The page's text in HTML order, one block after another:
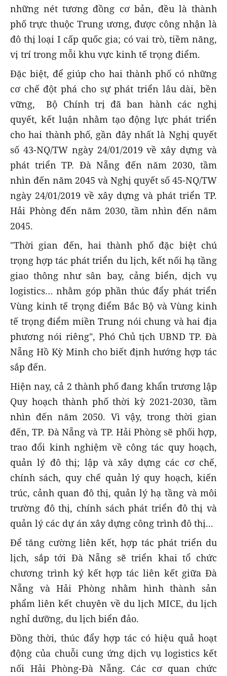
những nét tương đồng cơ bản, đều là thành
phố trực thuộc Trung ương, được công nhận là
đô thị loại I cấp quốc gia; có vai trò, tiềm năng,
vị trí trong mỗi khu vực kinh tế trọng điểm.
Đặc biệt, để giúp cho hai thành phố có những
cơ chế đột phá cho sự phát triển lâu dài, bền
vững, Bộ Chính trị đã ban hành các nghị
quyết, kết luận nhằm tạo động lực phát triển
cho hai thành phố, gần đây nhất là Nghị quyết
số 43-NQ/TW ngày 24/01/2019 về xây dựng và
phát triển TP. Đà Nẵng đến năm 2030, tầm
nhìn đến năm 2045 và Nghị quyết số 45-NQ/TW
ngày 24/01/2019 về xây dựng và phát triển TP.
Hải Phòng đến năm 2030, tầm nhìn đến năm
2045.
"Thời gian đến, hai thành phố đặc biệt chú
trọng hợp tác phát triển du lịch, kết nối hạ tầng
giao thông như sân bay, cảng biển, dịch vụ
logistics… nhằm góp phần thúc đẩy phát triển
Vùng kinh tế trọng điểm Bắc Bộ và Vùng kinh
tế trọng điểm miền Trung nói chung và hai địa
phương nói riêng", Phó Chủ tịch UBND TP. Đà
Nẵng Hồ Kỳ Minh cho biết định hướng hợp tác
sắp đến.
Hiện nay, cả 2 thành phố đang khẩn trương lập
Quy hoạch thành phố thời kỳ 2021-2030, tầm
nhìn đến năm 2050. Vì vậy, trong thời gian
đến, TP. Đà Nẵng và TP. Hải Phòng sẽ phối hợp,
trao đổi kinh nghiệm về công tác quy hoạch,
quản lý đô thị; lập và xây dựng các cơ chế,
chính sách, quy chế quản lý quy hoạch, kiến
trúc, cảnh quan đô thị, quản lý hạ tầng và môi
trường đô thị, chính sách phát triển đô thị và
quản lý các dự án xây dựng công trình đô thị...
Để tăng cường liên kết, hợp tác phát triển du
lịch, sắp tới Đà Nẵng sẽ triển khai tổ chức
chương trình ký kết hợp tác liên kết giữa Đà
Nẵng và Hải Phòng nhằm hình thành sản
phẩm liên kết chuyên về du lịch MICE, du lịch
nghỉ dưỡng, du lịch biển đảo.
Đồng thời, thúc đẩy hợp tác có hiệu quả hoạt
động của chuỗi cung ứng dịch vụ logistics kết
nối Hải Phòng-Đà Nẵng. Các cơ quan chức